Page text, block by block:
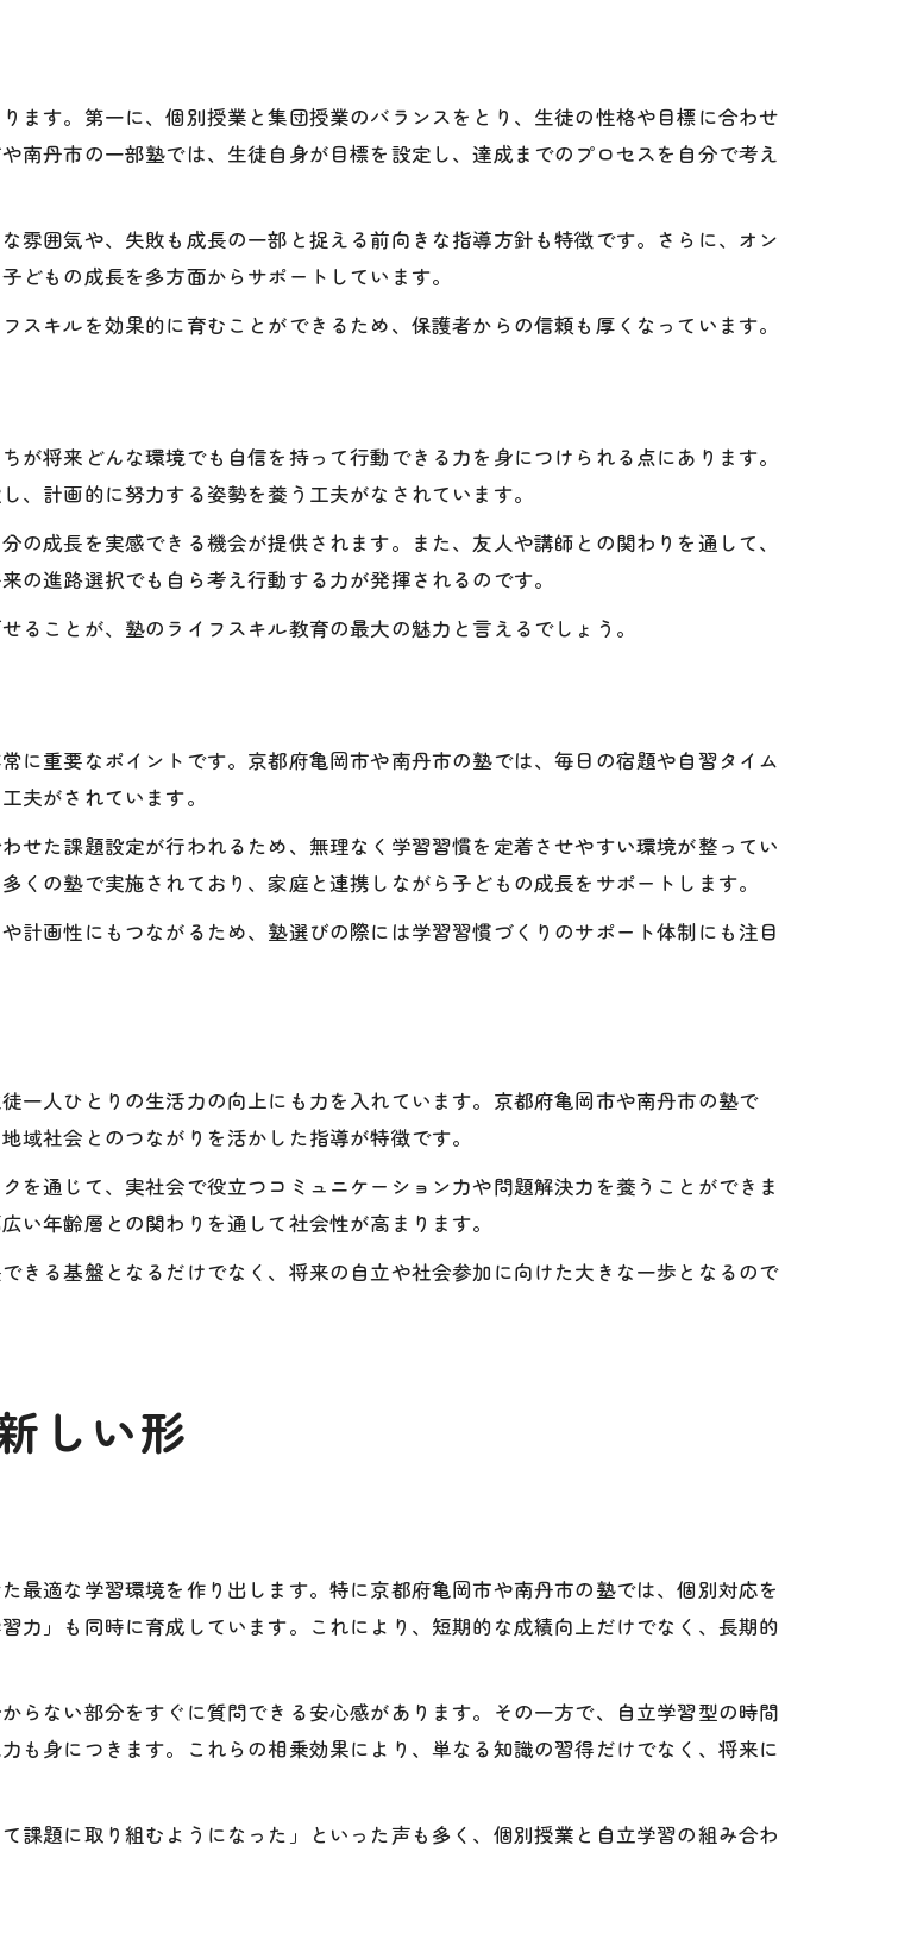
と個別授業が与える影響を知る
ン塾と対面塾の特徴を徹底比較
る生活習慣の定着サポート術
かる塾の実際のライフスキル指導
見逃せない費用対効果の考え方
となる成長サポート術
連携する学力向上の秘訣を紹介
協力でライフスキルも大きく伸びる
一緒に歩む目標設定と見守り方
ます。第一に、個別授業と集団授業のバランスをとり、生徒の性格や目標に合わせ
南丹市の一部塾では、生徒自身が目標を設定し、達成までのプロセスを自分で考え
雰囲気や、失敗も成長の一部と捉える前向きな指導方針も特徴です。さらに、オン
どもの成長を多方面からサポートしています。
キルを効果的に育むことができるため、保護者からの信頼も厚くなっています。
将来どんな環境でも自信を持って行動できる力を身につけられる点にあります。
計画的に努力する姿勢を養う工夫がなされています。
成長を実感できる機会が提供されます。また、友人や講師との関わりを通して、
進路選択でも自ら考え行動する力が発揮されるのです。
ことが、塾のライフスキル教育の最大の魅力と言えるでしょう。
に重要なポイントです。京都府亀岡市や南丹市の塾では、毎日の宿題や自習タイム
夫がされています。
せた課題設定が行われるため、無理なく学習習慣を定着させやすい環境が整ってい
の塾で実施されており、家庭と連携しながら子どもの成長をサポートします。
計画性にもつながるため、塾選びの際には学習習慣づくりのサポート体制にも注目
一人ひとりの生活力の向上にも力を入れています。京都府亀岡市や南丹市の塾で
域社会とのつながりを活かした指導が特徴です。
を通じて、実社会で役立つコミュニケーション力や問題解決力を養うことができま
年齢層との関わりを通して社会性が高まります。
きる基盤となるだけでなく、将来の自立や社会参加に向けた大きな一歩となるので
しい形
最適な学習環境を作り出します。特に京都府亀岡市や南丹市の塾では、個別対応を
力」も同時に育成しています。これにより、短期的な成績向上だけでなく、長期的
らない部分をすぐに質問できる安心感があります。その一方で、自立学習型の時間
も身につきます。これらの相乗効果により、単なる知識の習得だけでなく、将来に
課題に取り組むようになった」といった声も多く、個別授業と自立学習の組み合わ